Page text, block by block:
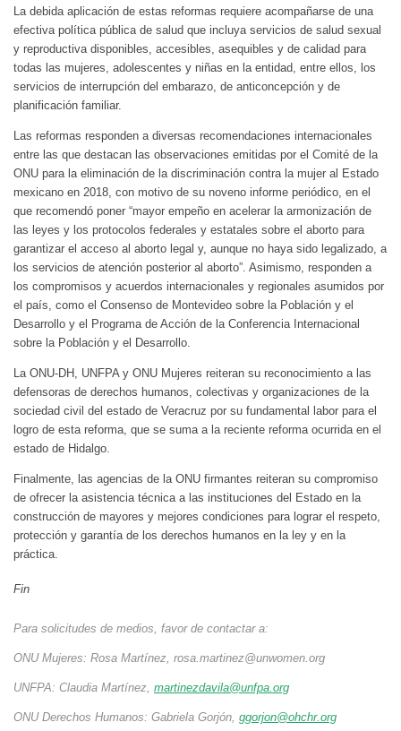
La debida aplicación de estas reformas requiere acompañarse de una
efectiva política pública de salud que incluya servicios de salud sexual
y reproductiva disponibles, accesibles, asequibles y de calidad para
todas las mujeres, adolescentes y niñas en la entidad, entre ellos, los
servicios de interrupción del embarazo, de anticoncepción y de
planificación familiar.
Las reformas responden a diversas recomendaciones internacionales
entre las que destacan las observaciones emitidas por el Comité de la
ONU para la eliminación de la discriminación contra la mujer al Estado
mexicano en 2018, con motivo de su noveno informe periódico, en el
que recomendó poner “mayor empeño en acelerar la armonización de
las leyes y los protocolos federales y estatales sobre el aborto para
garantizar el acceso al aborto legal y, aunque no haya sido legalizado, a
los servicios de atención posterior al aborto”. Asimismo, responden a
los compromisos y acuerdos internacionales y regionales asumidos por
el país, como el Consenso de Montevideo sobre la Población y el
Desarrollo y el Programa de Acción de la Conferencia Internacional
sobre la Población y el Desarrollo.
La ONU-DH, UNFPA y ONU Mujeres reiteran su reconocimiento a las
defensoras de derechos humanos, colectivas y organizaciones de la
sociedad civil del estado de Veracruz por su fundamental labor para el
logro de esta reforma, que se suma a la reciente reforma ocurrida en el
estado de Hidalgo.
Finalmente, las agencias de la ONU firmantes reiteran su compromiso
de ofrecer la asistencia técnica a las instituciones del Estado en la
construcción de mayores y mejores condiciones para lograr el respeto,
protección y garantía de los derechos humanos en la ley y en la
práctica.
Fin
Para solicitudes de medios, favor de contactar a:
ONU Mujeres: Rosa Martínez, rosa.martinez@unwomen.org
UNFPA: Claudia Martínez, martinezdavila@unfpa.org
ONU Derechos Humanos: Gabriela Gorjón, ggorjon@ohchr.org